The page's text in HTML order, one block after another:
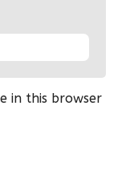
in this browser